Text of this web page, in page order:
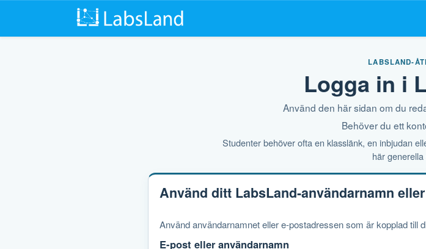
LABSLAND-
Logga in i
Använd den här sidan om du
Behöver du ett
Studenter behöver ofta en klasslänk, en inbjudan
här generella
Använd ditt LabsLand-användarnamn
Använd användarnamnet eller e-postadressen som är kopplad till
E-post eller användarnamn